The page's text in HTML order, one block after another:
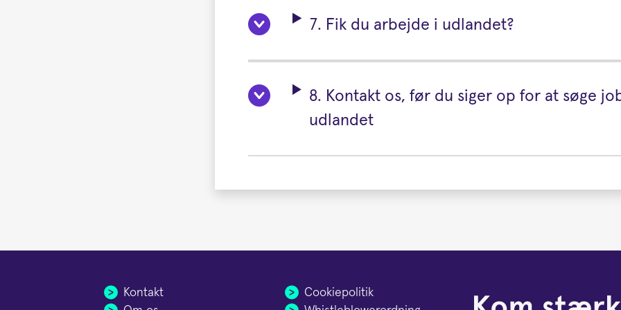
7. Fik du arbejde i udlandet?
8. Kontakt os, før du siger op for at søge
udlandet
Kontakt
Cookiepolitik